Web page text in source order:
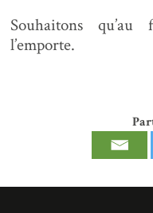
Souhaitons
l’emporte.